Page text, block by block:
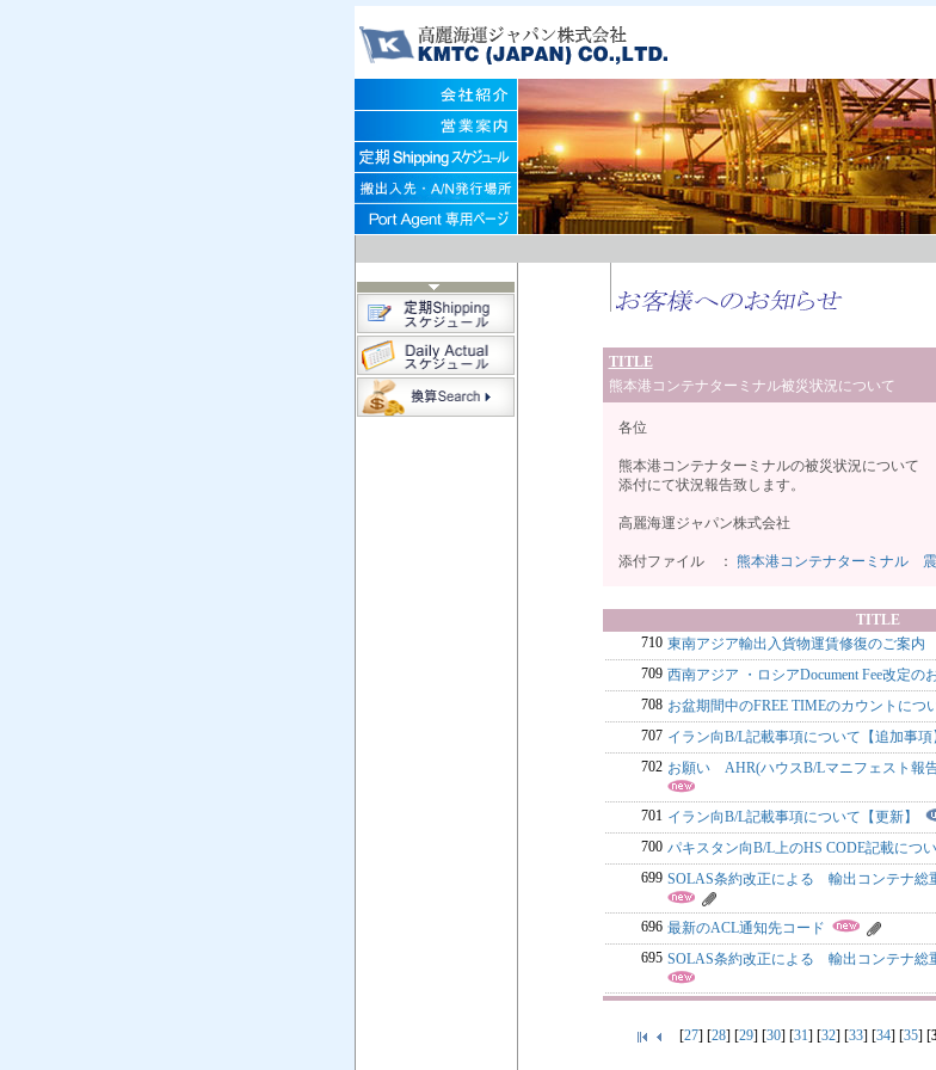
TITLE
熊本港コンテナターミナル被災状況について
各位
熊本港コンテナターミナルの被災状況について
添付にて状況報告致します。
高麗海運ジャパン株式会社
添付ファイル ： 熊本港コンテナターミナル
TITLE
710 東南アジア輸出入貨物運賃修復のご案内
709 西南アジア ・ロシアDocument Fee改定の
708 お盆期間中のFREE TIMEのカウントにつ
707 イラン向B/L記載事項について【追加事項
702 お願い AHR(ハウスB/Lマニフェスト報
701 イラン向B/L記載事項について【更新】
700 パキスタン向B/L上のHS CODE記載につ
699 SOLAS条約改正による 輸出コンテナ総
696 最新のACL通知先コード
695 SOLAS条約改正による 輸出コンテナ総
[27] [28] [29] [30] [31] [32] [33] [34] [35] [